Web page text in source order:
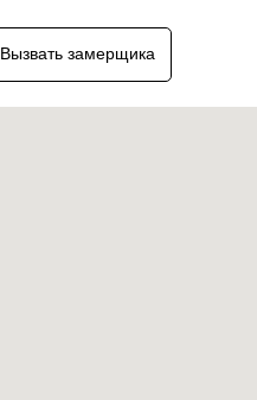
Вызвать замерщика